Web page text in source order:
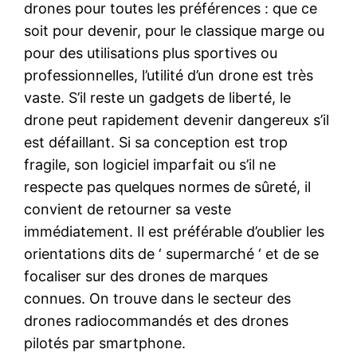
drones pour toutes les préférences : que ce
soit pour devenir, pour le classique marge ou
pour des utilisations plus sportives ou
professionnelles, l’utilité d’un drone est très
vaste. S’il reste un gadgets de liberté, le
drone peut rapidement devenir dangereux s’il
est défaillant. Si sa conception est trop
fragile, son logiciel imparfait ou s’il ne
respecte pas quelques normes de sûreté, il
convient de retourner sa veste
immédiatement. Il est préférable d’oublier les
orientations dits de ‘ supermarché ‘ et de se
focaliser sur des drones de marques
connues. On trouve dans le secteur des
drones radiocommandés et des drones
pilotés par smartphone.